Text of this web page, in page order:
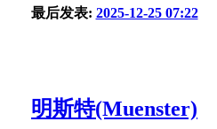
最后发表: 2025-12-25 07:22
明斯特(Muenster)